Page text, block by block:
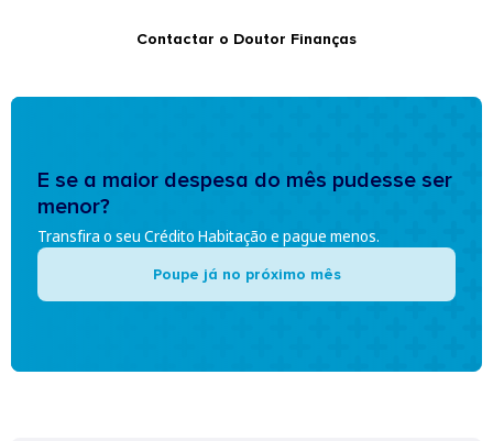
Contactar o Doutor Finanças
E se a maior despesa do mês pudesse ser
menor?
Transfira o seu Crédito Habitação e pague menos.
Poupe já no próximo mês